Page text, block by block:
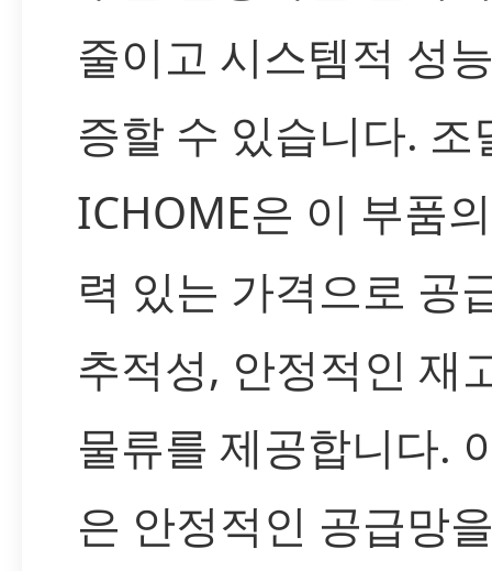
줄이고 시스템적 성
증할 수 있습니다. 조
ICHOME은 이 부품
력 있는 가격으로 공
추적성, 안정적인 재
물류를 제공합니다.
은 안정적인 공급망